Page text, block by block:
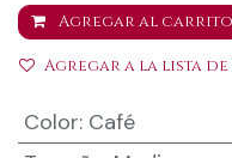
Agregar al carrito
Agregar a la lista de
Color: Café